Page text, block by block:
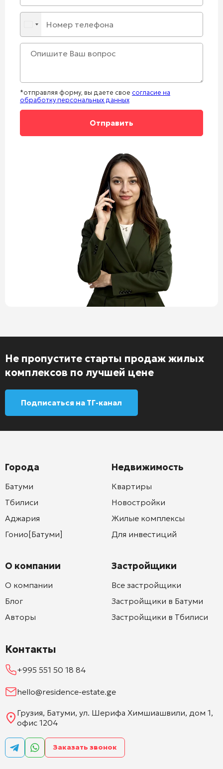
*отправляя форму, вы даете свое согласие на
обработку персональных данных
Не пропустите старты продаж жилых
комплексов по лучшей цене
Подписаться на ТГ-канал
Города
Батуми
Тбилиси
Аджария
Гонио[Батуми]
О компании
О компании
Блог
Авторы
Недвижимость
Квартиры
Новостройки
Жилые комплексы
Для инвестиций
Застройщики
Все застройщики
Застройщики в Батуми
Застройщики в Тбилиси
Контакты
+995 551 50 18 84
hello@residence-estate.ge
Грузия, Батуми, ул. Шерифа Химшиашвили, дом 1,
офис 1204
Заказать звонок